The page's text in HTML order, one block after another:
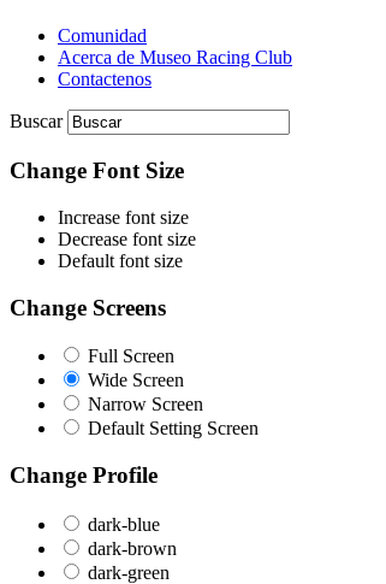
Comunidad
Acerca de Museo Racing Club
Contactenos
Buscar
Change Font Size
Increase font size
Decrease font size
Default font size
Change Screens
Full Screen
Wide Screen
Narrow Screen
Default Setting Screen
Change Profile
dark-blue
dark-brown
dark-green